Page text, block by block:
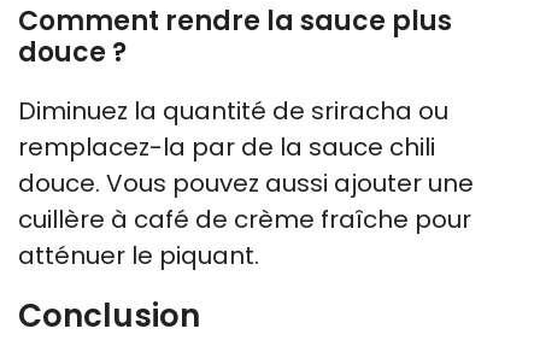
Comment rendre la sauce plus
douce ?
Diminuez la quantité de sriracha ou
remplacez-la par de la sauce chili
douce. Vous pouvez aussi ajouter une
cuillère à café de crème fraîche pour
atténuer le piquant.
Conclusion